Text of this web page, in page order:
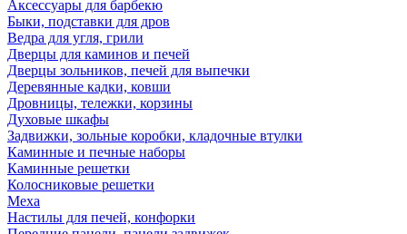
Аксессуары для барбекю
Быки, подставки для дров
Ведра для угля, грили
Дверцы для каминов и печей
Дверцы зольников, печей для выпечки
Деревянные кадки, ковши
Дровницы, тележки, корзины
Духовые шкафы
Задвижки, зольные коробки, кладочные втулки
Каминные и печные наборы
Каминные решетки
Колосниковые решетки
Меха
Настилы для печей, конфорки